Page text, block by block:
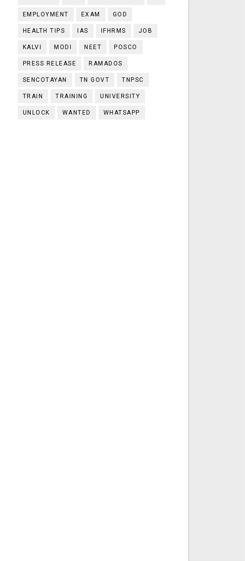
EMPLOYMENT EXAM GOD
HEALTH TIPS IAS IFHRMS JOB
KALVI MODI NEET POSCO
PRESS RELEASE RAMADOS
SENCOTAYAN TN GOVT TNPSC
TRAIN TRAINING UNIVERSITY
UNLOCK WANTED WHATSAPP